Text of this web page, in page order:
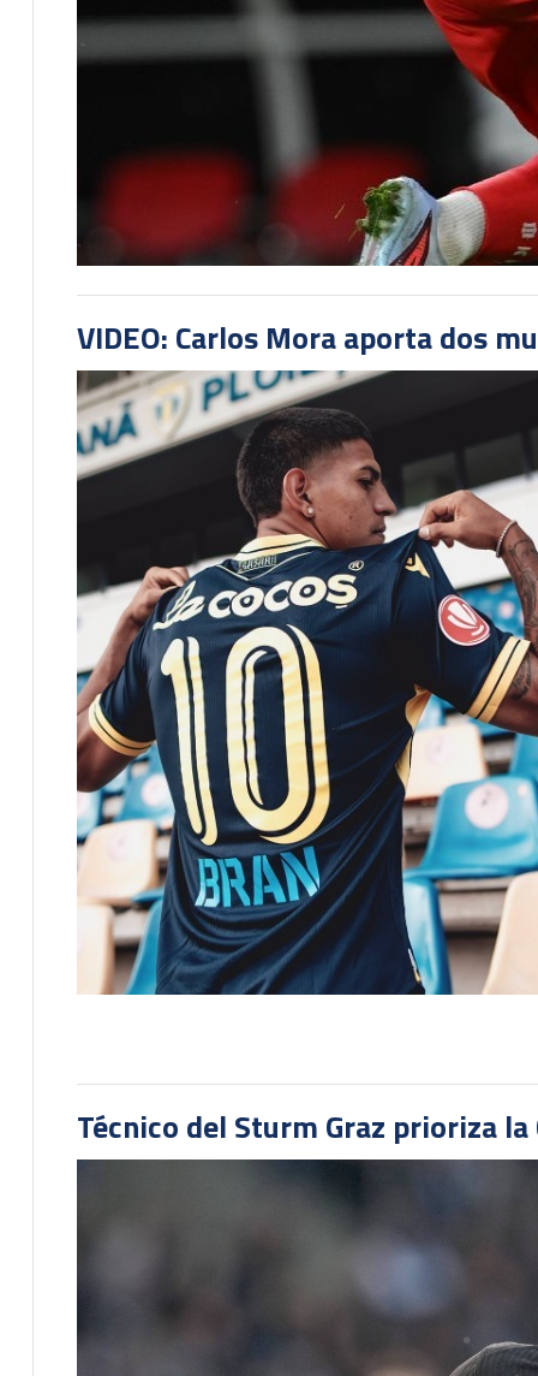
VIDEO: Carlos Mora aporta dos
Técnico del Sturm Graz prioriza